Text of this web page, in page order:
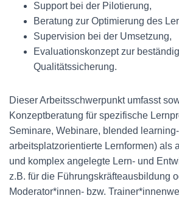
Support bei der Pilotierung,
Beratung zur Optimierung des
Supervision bei der Umsetzung,
Evaluationskonzept zur
Qualitätssicherung.
Dieser Arbeitsschwerpunkt umfasst
Konzeptberatung für spezifische
Seminare, Webinare, blended
arbeitsplatzorientierte Lernformen) als
und komplex angelegte Lern- und
z.B. für die Führungskräfteausbildung
Moderator*innen- bzw.